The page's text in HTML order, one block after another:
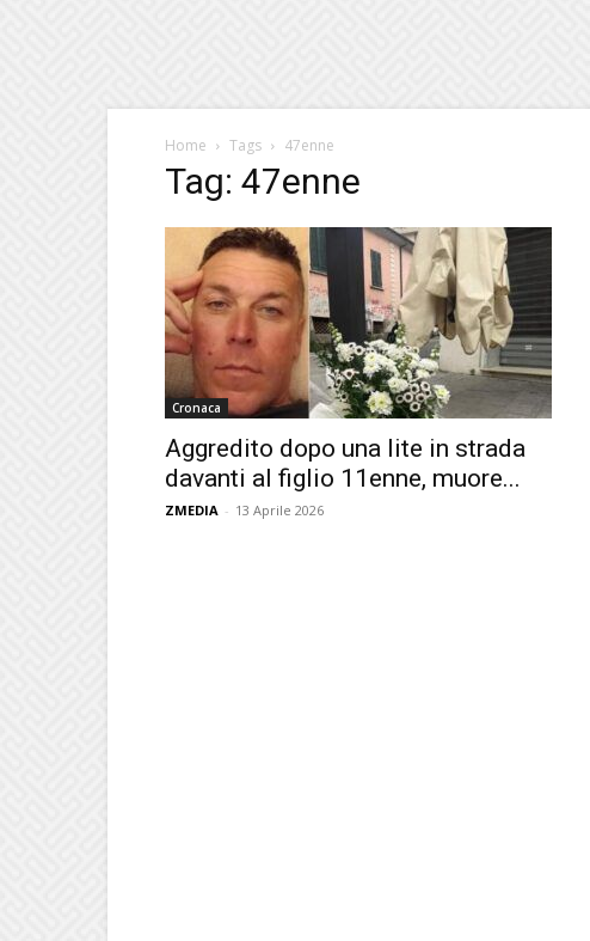
Home Tags 47enne
Tag: 47enne
Cronaca
Aggredito dopo una lite in strada
davanti al figlio 11enne, muore...
ZMEDIA - 13 Aprile 2026